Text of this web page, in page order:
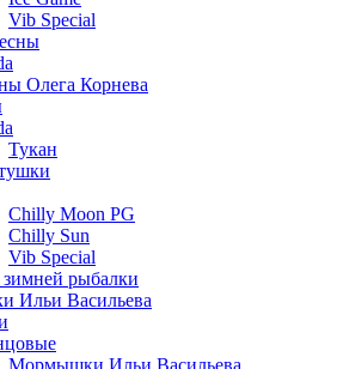
Vib Special
Олега Корнева
Тукан
Chilly Moon PG
Chilly Sun
Vib Special
рыбалки
Ильи Васильева
Мормышки Ильи Васильева